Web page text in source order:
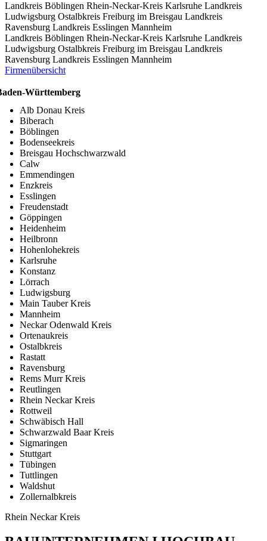
Landkreis Böblingen Rhein-Neckar-Kreis Karlsruhe Landkreis
Ludwigsburg Ostalbkreis Freiburg im Breisgau Landkreis
Ravensburg Landkreis Esslingen Mannheim
Landkreis Böblingen Rhein-Neckar-Kreis Karlsruhe Landkreis
Ludwigsburg Ostalbkreis Freiburg im Breisgau Landkreis
Ravensburg Landkreis Esslingen Mannheim
Firmenübersicht
Württemberg
Alb Donau Kreis
Biberach
Böblingen
Bodenseekreis
Breisgau Hochschwarzwald
Calw
Emmendingen
Enzkreis
Esslingen
Freudenstadt
Göppingen
Heidenheim
Heilbronn
Hohenlohekreis
Karlsruhe
Konstanz
Lörrach
Ludwigsburg
Main Tauber Kreis
Mannheim
Neckar Odenwald Kreis
Ortenaukreis
Ostalbkreis
Rastatt
Ravensburg
Rems Murr Kreis
Reutlingen
Rhein Neckar Kreis
Rottweil
Schwäbisch Hall
Schwarzwald Baar Kreis
Sigmaringen
Stuttgart
Tübingen
Tuttlingen
Waldshut
Zollernalbkreis
Rhein Neckar Kreis